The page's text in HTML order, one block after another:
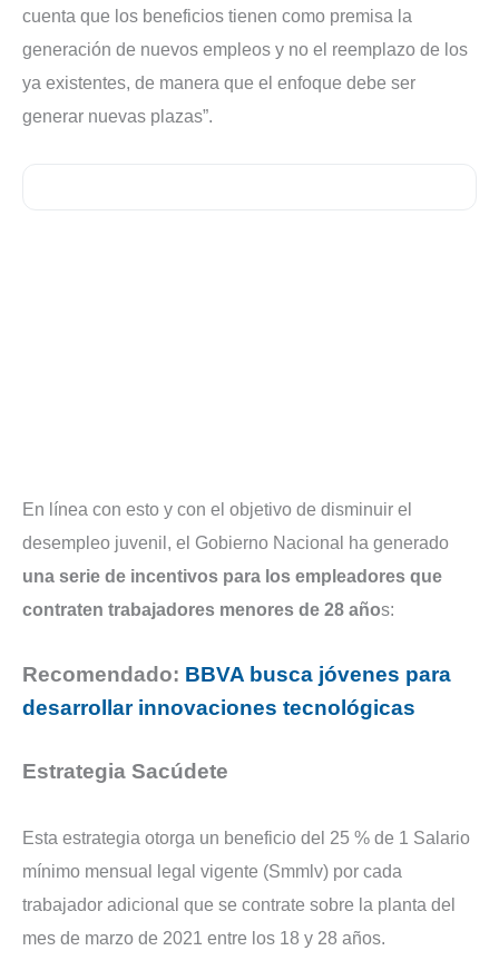
cuenta que los beneficios tienen como premisa la
generación de nuevos empleos y no el reemplazo de los
ya existentes, de manera que el enfoque debe ser
generar nuevas plazas”.
En línea con esto y con el objetivo de disminuir el
desempleo juvenil, el Gobierno Nacional ha generado
una serie de incentivos para los empleadores que
contraten trabajadores menores de 28 años:
Recomendado: BBVA busca jóvenes para
desarrollar innovaciones tecnológicas
Estrategia Sacúdete
Esta estrategia otorga un beneficio del 25 % de 1 Salario
mínimo mensual legal vigente (Smmlv) por cada
trabajador adicional que se contrate sobre la planta del
mes de marzo de 2021 entre los 18 y 28 años.